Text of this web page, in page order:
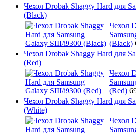
Чехол Drobak Shaggy Hard для
(Black)
Чехол
(Black)
Чехол Drobak Shaggy Hard для
(Red)
Чехол
(Red)
Чехол Drobak Shaggy Hard для
(White)
Чехол